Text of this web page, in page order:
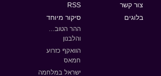
צור קשר RSS
בלוגים סיקור מיוחד
ההר הטוב...
והלבנון
הוואקף כזרוע
חמאס
ישראל במלחמה